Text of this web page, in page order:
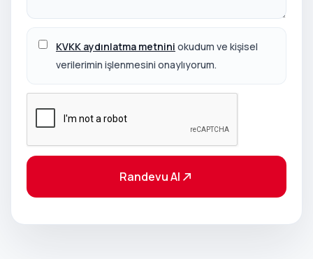
KVKK aydınlatma metnini okudum ve kişisel
verilerimin işlenmesini onaylıyorum.
Randevu Al